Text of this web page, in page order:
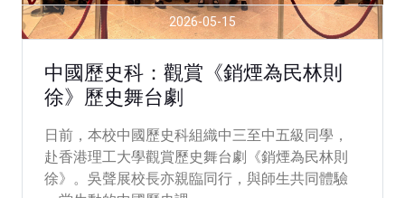
2026-05-15
中國歷史科：觀賞《銷煙為民林則
徐》歷史舞台劇
日前，本校中國歷史科組織中三至中五級同學，
赴香港理工大學觀賞歷史舞台劇《銷煙為民林則
徐》。吳聲展校長亦親臨同行，與師生共同體驗